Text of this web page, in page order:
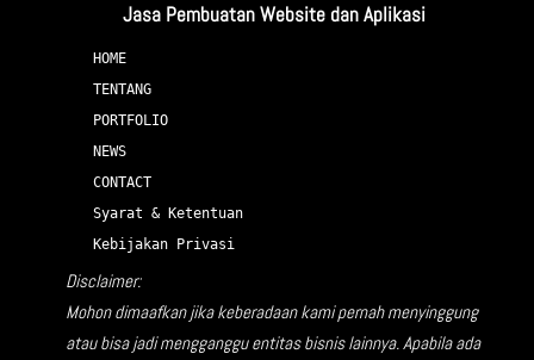
Jasa Pembuatan Website dan Aplikasi
HOME
TENTANG
PORTFOLIO
NEWS
CONTACT
Syarat & Ketentuan
Kebijakan Privasi
Disclaimer:
Mohon dimaafkan jika keberadaan kami pernah menyinggung
atau bisa jadi mengganggu entitas bisnis lainnya. Apabila ada